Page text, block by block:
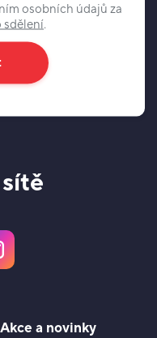
osobních údajů za
sdělení.
Akce a novinky